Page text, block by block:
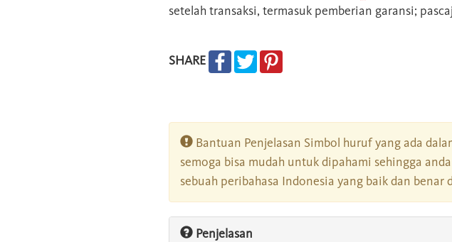
setelah transaksi, termasuk pemberian garansi;
SHARE
Bantuan Penjelasan Simbol huruf yang ada
semoga bisa mudah untuk dipahami sehingga
sebuah peribahasa Indonesia yang baik dan benar
Penjelasan